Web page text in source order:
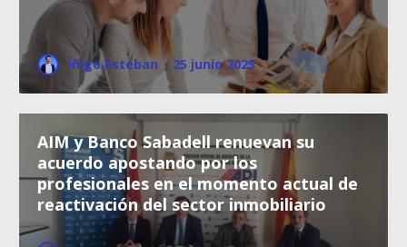
Íñigo Esteban · 25 junio 2025
AIM y Banco Sabadell renuevan su
acuerdo apostando por los
profesionales en el momento actual de
reactivación del sector inmobiliario